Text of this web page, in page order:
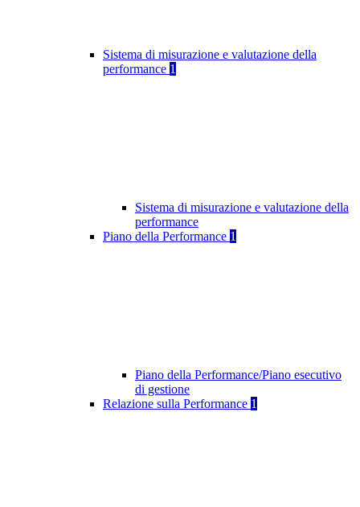
Sistema di misurazione e valutazione della
performance 1
Sistema di misurazione e valutazione della
performance
Piano della Performance 1
Piano della Performance/Piano esecutivo
di gestione
Relazione sulla Performance 1